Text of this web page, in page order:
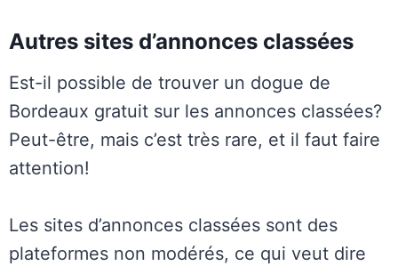
Autres sites d’annonces classées
Est-il possible de trouver un dogue de
Bordeaux gratuit sur les annonces classées?
Peut-être, mais c’est très rare, et il faut faire
attention!
Les sites d’annonces classées sont des
plateformes non modérés, ce qui veut dire